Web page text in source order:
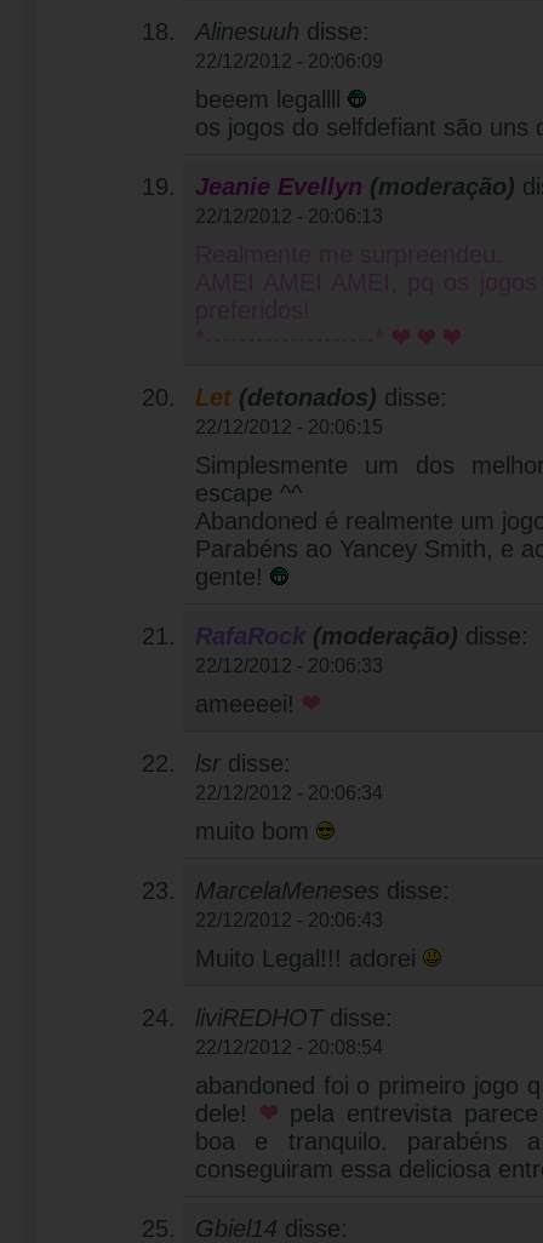
Alinesuuh disse:
22/12/2012 - 20:06:09
beeem legallll
os jogos do selfdefiant são uns
Jeanie Evellyn (moderação)
22/12/2012 - 20:06:13
Let (detonados) disse:
22/12/2012 - 20:06:15
Simplesmente um dos
escape ^^
Abandoned é realmente um
Parabéns ao Yancey Smith, e
gente!
RafaRock (moderação) disse:
22/12/2012 - 20:06:33
ameeeei!
lsr disse:
22/12/2012 - 20:06:34
muito bom
MarcelaMeneses disse:
22/12/2012 - 20:06:43
Muito Legal!!! adorei
liviREDHOT disse:
22/12/2012 - 20:08:54
abandoned foi o primeiro jogo
dele!
pela entrevista
boa e tranquilo.
conseguiram essa deliciosa
Gbiel14 disse: